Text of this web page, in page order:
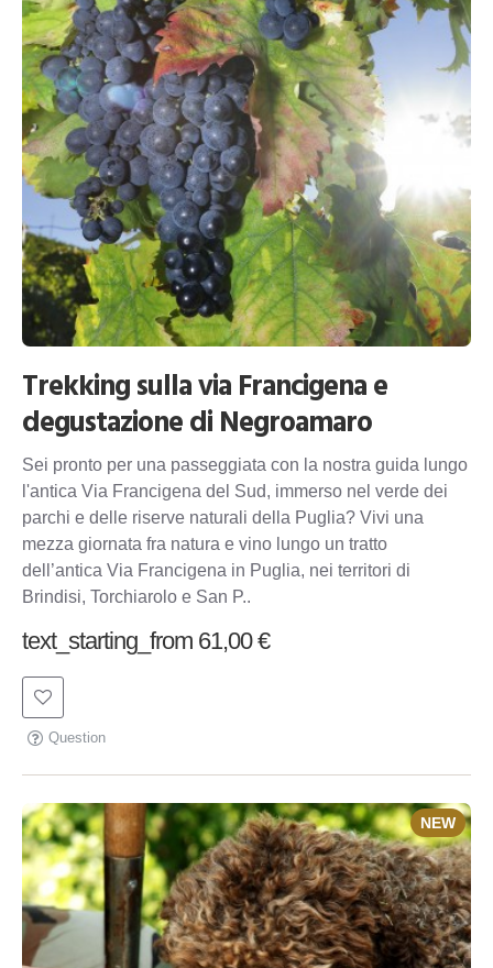
Trekking sulla via Francigena e
degustazione di Negroamaro
Sei pronto per una passeggiata con la nostra guida lungo
l'antica Via Francigena del Sud, immerso nel verde dei
parchi e delle riserve naturali della Puglia? Vivi una
mezza giornata fra natura e vino lungo un tratto
dell’antica Via Francigena in Puglia, nei territori di
Brindisi, Torchiarolo e San P..
text_starting_from 61,00 €
Question
NEW